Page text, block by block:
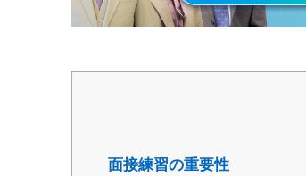
面接練習の重要性